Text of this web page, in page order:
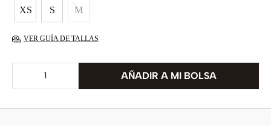
XS S M
VER GUÍA DE TALLAS